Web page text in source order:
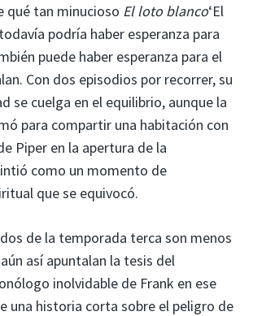
qué tan minucioso El loto blanco‘El
podría haber esperanza para
puede haber esperanza para el
Con dos episodios por recorrer, su
se cuelga en el equilibrio, aunque la
para compartir una habitación con
Piper en la apertura de la
como un momento de
que se equivocó.
de la temporada terca son menos
así apuntalan la tesis del
inolvidable de Frank en ese
una historia corta sobre el peligro de